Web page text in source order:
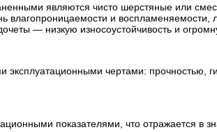
являются чисто шерстяные или
и воспламеняемости,
— низкую износоустойчивость и
чертами: прочностью,
показателями, что отражается в